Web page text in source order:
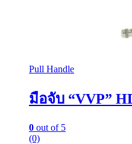
Pull Handle
มือจับ “VVP”
0 out of 5
(0)